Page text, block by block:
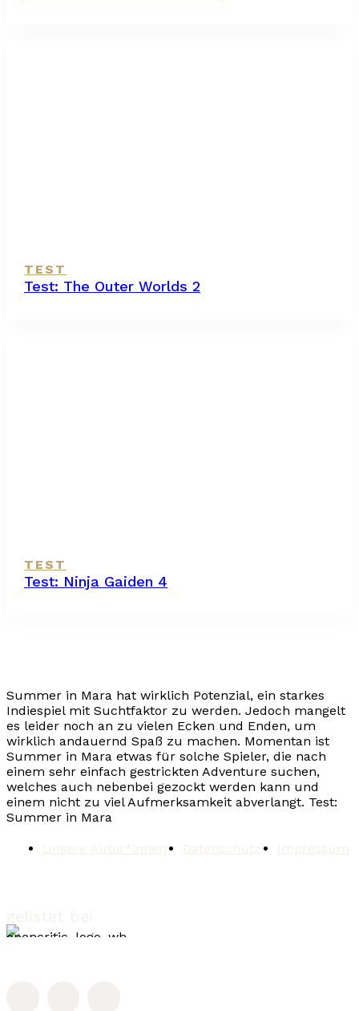
TEST
Test: The Outer Worlds 2
TEST
Test: Ninja Gaiden 4
Summer in Mara hat wirklich Potenzial, ein starkes
Indiespiel mit Suchtfaktor zu werden. Jedoch mangelt
es leider noch an zu vielen Ecken und Enden, um
wirklich andauernd Spaß zu machen. Momentan ist
Summer in Mara etwas für solche Spieler, die nach
einem sehr einfach gestrickten Adventure suchen,
welches auch nebenbei gezockt werden kann und
einem nicht zu viel Aufmerksamkeit abverlangt. Test:
Summer in Mara